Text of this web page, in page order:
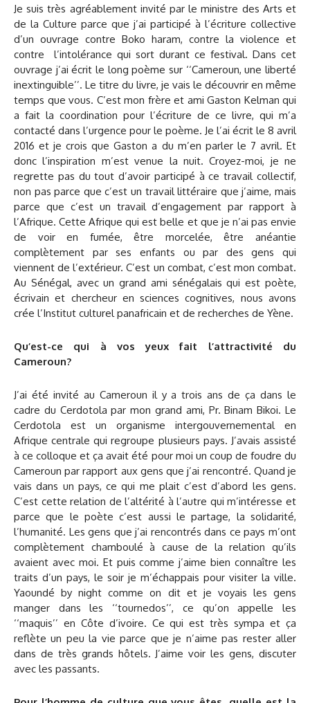
Je suis très agréablement invité par le ministre des Arts et
de la Culture parce que j’ai participé à l’écriture collective
d’un ouvrage contre Boko haram, contre la violence et
contre l’intolérance qui sort durant ce festival. Dans cet
ouvrage j’ai écrit le long poème sur ‘‘Cameroun, une liberté
inextinguible’’. Le titre du livre, je vais le découvrir en même
temps que vous. C’est mon frère et ami Gaston Kelman qui
a fait la coordination pour l’écriture de ce livre, qui m’a
contacté dans l’urgence pour le poème. Je l’ai écrit le 8 avril
2016 et je crois que Gaston a du m’en parler le 7 avril. Et
donc l’inspiration m’est venue la nuit. Croyez-moi, je ne
regrette pas du tout d’avoir participé à ce travail collectif,
non pas parce que c’est un travail littéraire que j’aime, mais
parce que c’est un travail d’engagement par rapport à
l’Afrique. Cette Afrique qui est belle et que je n’ai pas envie
de voir en fumée, être morcelée, être anéantie
complètement par ses enfants ou par des gens qui
viennent de l’extérieur. C’est un combat, c’est mon combat.
Au Sénégal, avec un grand ami sénégalais qui est poète,
écrivain et chercheur en sciences cognitives, nous avons
crée l’Institut culturel panafricain et de recherches de Yène.
Qu’est-ce qui à vos yeux fait l’attractivité du
Cameroun?
J’ai été invité au Cameroun il y a trois ans de ça dans le
cadre du Cerdotola par mon grand ami, Pr. Binam Bikoi. Le
Cerdotola est un organisme intergouvernemental en
Afrique centrale qui regroupe plusieurs pays. J’avais assisté
à ce colloque et ça avait été pour moi un coup de foudre du
Cameroun par rapport aux gens que j’ai rencontré. Quand je
vais dans un pays, ce qui me plait c’est d’abord les gens.
C’est cette relation de l’altérité à l’autre qui m’intéresse et
parce que le poète c’est aussi le partage, la solidarité,
l’humanité. Les gens que j’ai rencontrés dans ce pays m’ont
complètement chamboulé à cause de la relation qu’ils
avaient avec moi. Et puis comme j’aime bien connaître les
traits d’un pays, le soir je m’échappais pour visiter la ville.
Yaoundé by night comme on dit et je voyais les gens
manger dans les ‘‘tournedos’’, ce qu’on appelle les
‘‘maquis’’ en Côte d’ivoire. Ce qui est très sympa et ça
reflète un peu la vie parce que je n’aime pas rester aller
dans de très grands hôtels. J’aime voir les gens, discuter
avec les passants.